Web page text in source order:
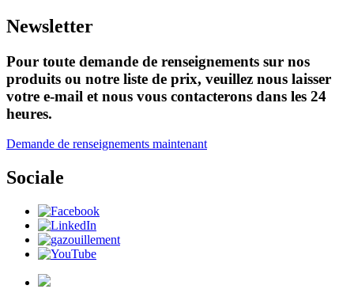
Newsletter
Pour toute demande de renseignements sur nos
produits ou notre liste de prix, veuillez nous laisser
votre e-mail et nous vous contacterons dans les 24
heures.
Demande de renseignements maintenant
Sociale